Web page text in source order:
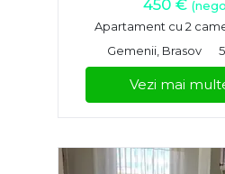
450 €
Apartament cu 2
Gemenii, Brasov
Vezi mai